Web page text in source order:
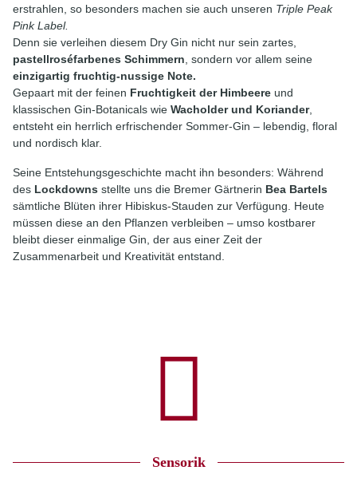
erstrahlen, so besonders machen sie auch unseren Triple Peak
Pink Label.
Denn sie verleihen diesem Dry Gin nicht nur sein zartes,
pastellroséfarbenes Schimmern , sondern vor allem seine
einzigartig fruchtig-nussige Note.
Gepaart mit der feinen Fruchtigkeit der Himbeere und
klassischen Gin-Botanicals wie Wacholder und Koriander,
entsteht ein herrlich erfrischender Sommer-Gin – lebendig, floral
und nordisch klar.
Seine Entstehungsgeschichte macht ihn besonders: Während
des Lockdowns stellte uns die Bremer Gärtnerin Bea Bartels
sämtliche Blüten ihrer Hibiskus-Stauden zur Verfügung. Heute
müssen diese an den Pflanzen verbleiben – umso kostbarer
bleibt dieser einmalige Gin, der aus einer Zeit der
Zusammenarbeit und Kreativität entstand.
Sensorik